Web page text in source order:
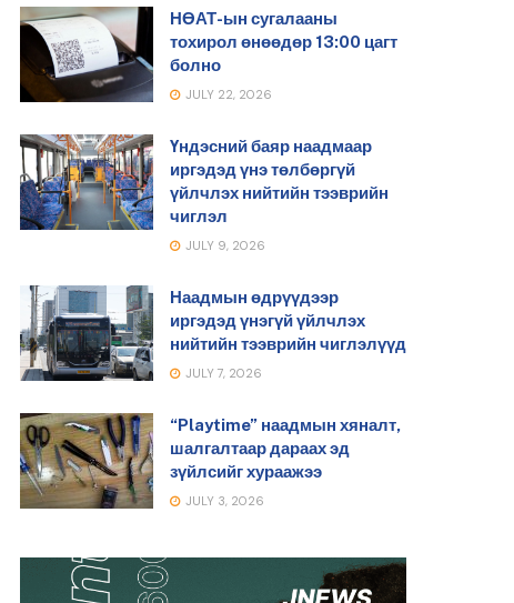
НӨАТ-ын сугалааны
тохирол өнөөдөр 13:00 цагт
болно
JULY 22, 2026
Үндэсний баяр наадмаар
иргэдэд үнэ төлбөргүй
үйлчлэх нийтийн тээврийн
чиглэл
JULY 9, 2026
Наадмын өдрүүдээр
иргэдэд үнэгүй үйлчлэх
нийтийн тээврийн чиглэлүүд
JULY 7, 2026
“Playtime” наадмын хяналт,
шалгалтаар дараах эд
зүйлсийг хураажээ
JULY 3, 2026